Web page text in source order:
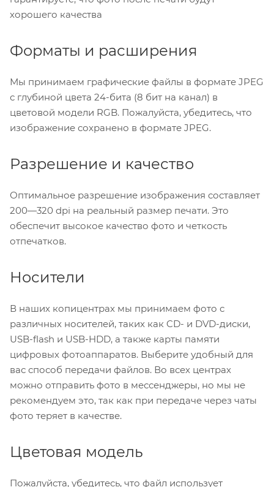
хорошего качества
Форматы и расширения
Мы принимаем графические файлы в формате JPEG
с глубиной цвета 24-бита (8 бит на канал) в
цветовой модели RGB. Пожалуйста, убедитесь, что
изображение сохранено в формате JPEG.
Разрешение и качество
Оптимальное разрешение изображения составляет
200—320 dpi на реальный размер печати. Это
обеспечит высокое качество фото и четкость
отпечатков.
Носители
В наших копицентрах мы принимаем фото с
различных носителей, таких как CD- и DVD-диски,
USB-flash и USB-HDD, а также карты памяти
цифровых фотоаппаратов. Выберите удобный для
вас способ передачи файлов. Во всех центрах
можно отправить фото в мессенджеры, но мы не
рекомендуем это, так как при передаче через чаты
фото теряет в качестве.
Цветовая модель
Пожалуйста, убедитесь, что файл использует